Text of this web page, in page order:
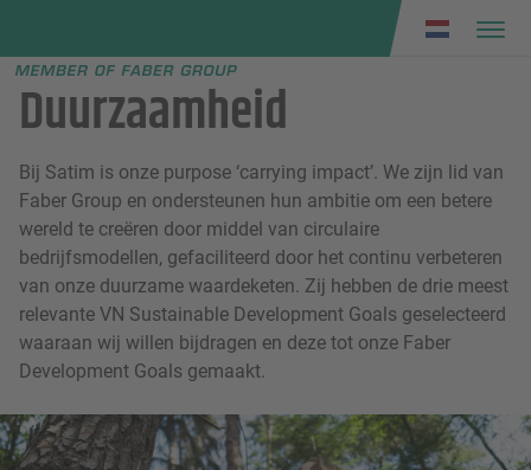
menu
Duurzaamheid
Bij Satim is onze purpose ‘carrying impact’. We zijn lid van
Faber Group en ondersteunen hun ambitie om een betere
wereld te creëren door middel van circulaire
bedrijfsmodellen, gefaciliteerd door het continu verbeteren
van onze duurzame waardeketen. Zij hebben de drie meest
relevante VN Sustainable Development Goals geselecteerd
waaraan wij willen bijdragen en deze tot onze Faber
Development Goals gemaakt.